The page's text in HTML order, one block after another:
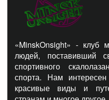
«MinskOnsight» - клуб
людей, поставивший
спортивного
спорта. Нам
красивые виды и